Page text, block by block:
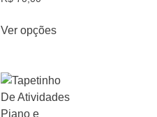
Ver opções